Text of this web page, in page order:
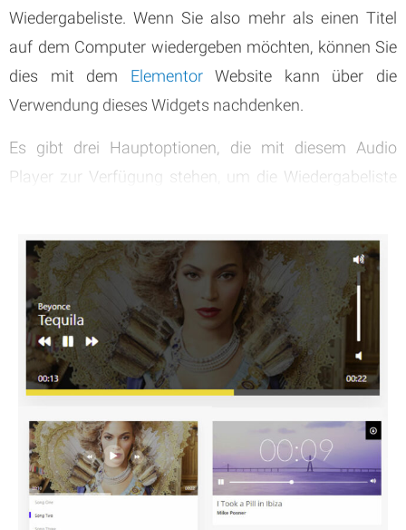
Wiedergabeliste. Wenn Sie also mehr als einen Titel
auf dem Computer wiedergeben möchten, können Sie
dies mit dem ElementorWebsite kann über die
Verwendung dieses Widgets nachdenken.
Es gibt drei Hauptoptionen, die mit diesem Audio
Player zur Verfügung stehen, um die Wiedergabeliste
Ihnen auch helfen, die Wiedergabeliste im Hintergrund
abzuspielen oder eine verkleinerte Version der
Wiedergabeliste zu behalten.